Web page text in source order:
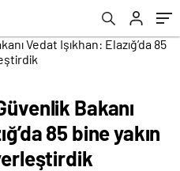
Bakanı
85 bine yakın